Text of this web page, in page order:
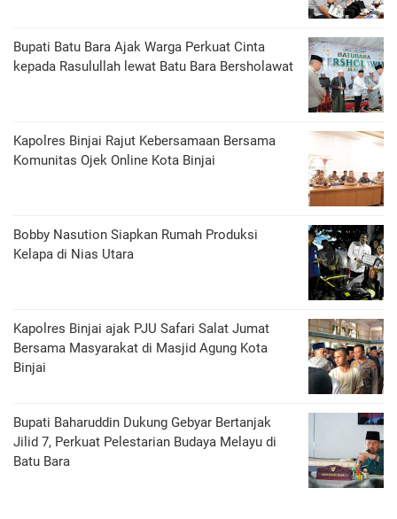
Bupati Batu Bara Ajak Warga Perkuat Cinta
kepada Rasulullah lewat Batu Bara Bersholawat
Kapolres Binjai Rajut Kebersamaan Bersama
Komunitas Ojek Online Kota Binjai
Bobby Nasution Siapkan Rumah Produksi
Kelapa di Nias Utara
Kapolres Binjai ajak PJU Safari Salat Jumat
Bersama Masyarakat di Masjid Agung Kota
Binjai
Bupati Baharuddin Dukung Gebyar Bertanjak
Jilid 7, Perkuat Pelestarian Budaya Melayu di
Batu Bara